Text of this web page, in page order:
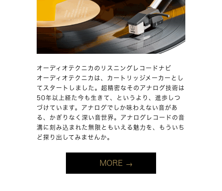
オーディオテクニカのリスニングレコードナビ
オーディオテクニカは、カートリッジメーカーとし
てスタートしました。超精密なそのアナログ技術は
50年以上経た今も生きて、というより、進歩しつ
づけています。アナログでしか味わえない音があ
る、かぎりなく深い音世界。アナログレコードの音
溝に刻み込まれた無限ともいえる魅力を、もういち
ど探り出してみませんか。
MORE